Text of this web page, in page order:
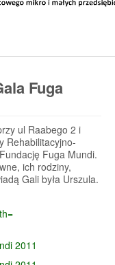
Fuga
ul Raabego 2 i
Rehabilitacyjno-
Fuga Mundi.
ich rodziny,
Gali była Urszula.